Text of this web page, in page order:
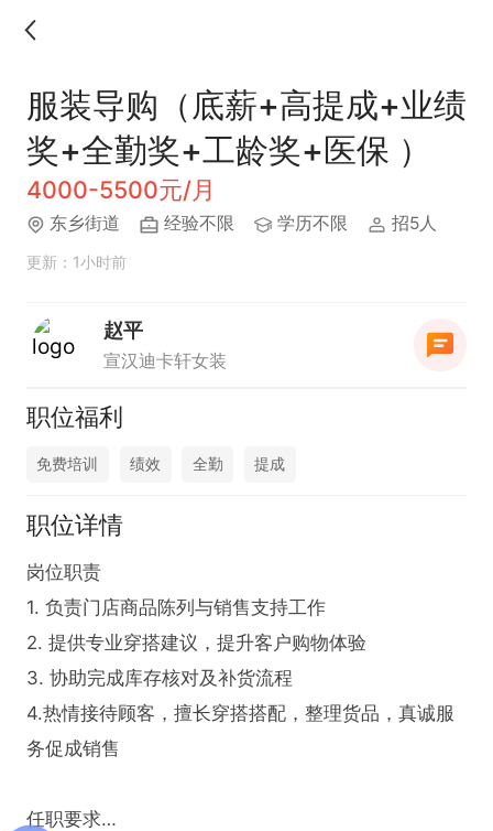
服装导购（底薪+高提成+业绩
奖+全勤奖+工龄奖+医保 ）
4000-5500元/月
东乡街道 经验不限 学历不限 招5人
更新：1小时前
赵平
宣汉迪卡轩女装
职位福利
免费培训 绩效 全勤 提成
职位详情
岗位职责
1. 负责门店商品陈列与销售支持工作
2. 提供专业穿搭建议，提升客户购物体验
3. 协助完成库存核对及补货流程
4.热情接待顾客，擅长穿搭搭配，整理货品，真诚服
务促成销售
任职要求